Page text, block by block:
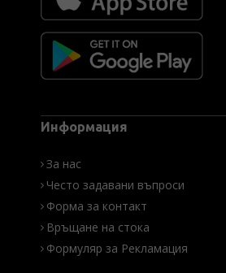
Информация
За нас
Често задавани въпроси
Форма за контакт
Връщане на стока
Формуляр за Рекламация